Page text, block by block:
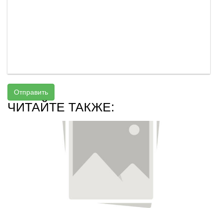
Отправить
ЧИТАЙТЕ ТАКЖЕ: